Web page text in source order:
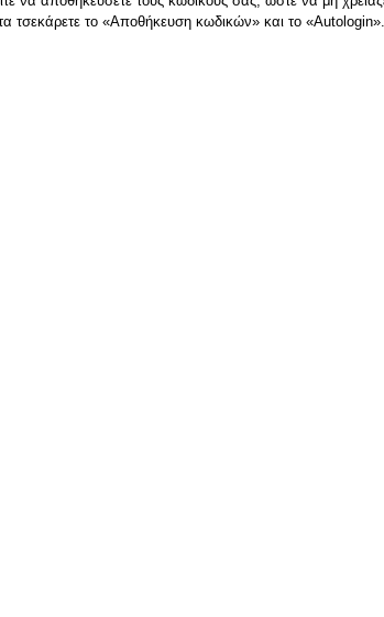
τσεκάρετε το «Αποθήκευση κωδικών» και το «Autologin».